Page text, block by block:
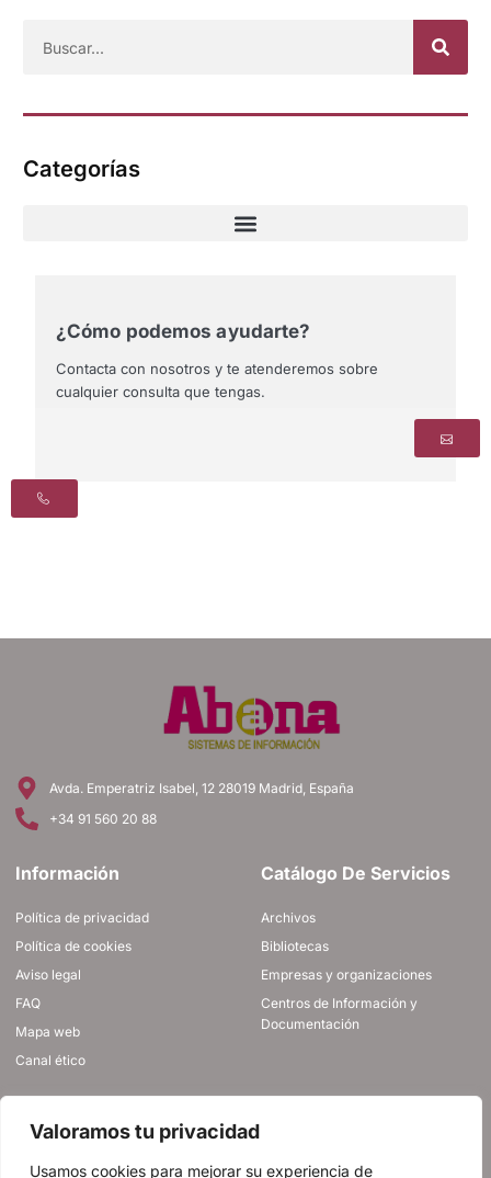
Valoramos tu privacidad
Usamos cookies para mejorar su experiencia de
Categorías
¿Cómo podemos ayudarte?
Contacta con nosotros y te atenderemos sobre
cualquier consulta que tengas.
Avda. Emperatriz Isabel, 12 28019 Madrid, España
+34 91 560 20 88
Información
Política de privacidad
Política de cookies
Aviso legal
FAQ
Mapa web
Canal ético
Catálogo De Servicios
Archivos
Bibliotecas
Empresas y organizaciones
Centros de Información y
Documentación
ÚNETE A NOSOTROS